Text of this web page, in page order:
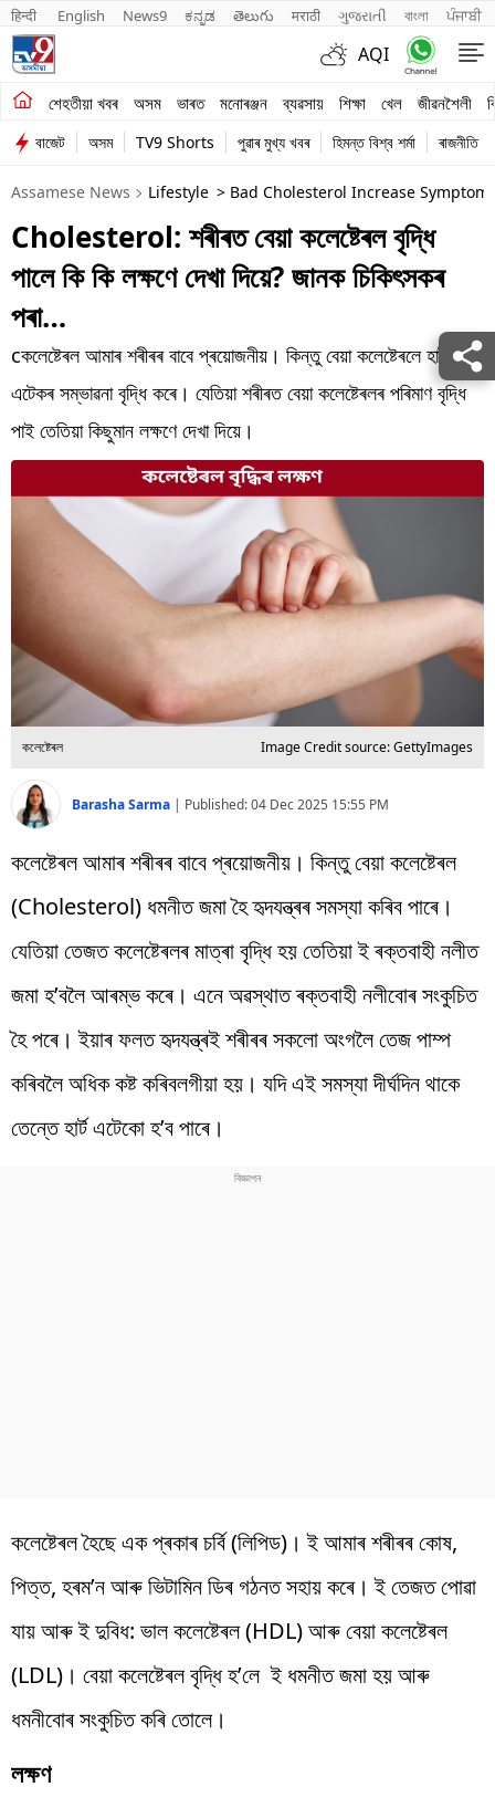
हिन्दी English News9 ಕನ್ನಡ తెలుగు मराठी ગુજરાતી বাংলা ਪੰਜਾਬੀ
AQI
শেহতীয়া খবৰ অসম ভাৰত মনোৰঞ্জন ব্যৱসায় শিক্ষা খেল জীৱনশৈলী
শেহতীয়া খবৰ
অসম
ভাৰত
মনোৰঞ্জন
শিক্ষা
খেল
বিশ্ব
বাজেট অসম TV9 Shorts পুৱাৰ মুখ্য খবৰ হিমন্ত বিশ্ব শৰ্মা ৰাজনীতি
Assamese News Lifestyle > Bad Cholesterol Increase
Cholesterol: শৰীৰত বেয়া কলেষ্টেৰল বৃদ্ধি
পালে কি কি লক্ষণে দেখা দিয়ে? জানক চিকিৎসকৰ
পৰা…
cকলেষ্টেৰল আমাৰ শৰীৰৰ বাবে প্ৰয়োজনীয়। কিন্তু বেয়া কলেষ্টেৰলে হাৰ্ট
এটেকৰ সম্ভাৱনা বৃদ্ধি কৰে। যেতিয়া শৰীৰত বেয়া কলেষ্টেৰলৰ পৰিমাণ বৃদ্ধি
পাই তেতিয়া কিছুমান লক্ষণে দেখা দিয়ে।
কলেষ্টেৰল Image Credit source: GettyImages
Barasha Sarma | Published:04 Dec 2025 15:55 PM
কলেষ্টেৰল আমাৰ শৰীৰৰ বাবে প্ৰয়োজনীয়। কিন্তু বেয়া কলেষ্টেৰল
(Cholesterol) ধমনীত জমা হৈ হৃদযন্ত্ৰৰ সমস্যা কৰিব পাৰে।
যেতিয়া তেজত কলেষ্টেৰলৰ মাত্ৰা বৃদ্ধি হয় তেতিয়া ই ৰক্তবাহী নলীত
জমা হ’বলৈ আৰম্ভ কৰে। এনে অৱস্থাত ৰক্তবাহী নলীবোৰ সংকুচিত
হৈ পৰে। ইয়াৰ ফলত হৃদযন্ত্ৰই শৰীৰৰ সকলো অংগলৈ তেজ পাম্প
কৰিবলৈ অধিক কষ্ট কৰিবলগীয়া হয়। যদি এই সমস্যা দীৰ্ঘদিন থাকে
তেন্তে হাৰ্ট এটেকো হ’ব পাৰে।
কলেষ্টেৰল হৈছে এক প্ৰকাৰ চৰ্বি (লিপিড)। ই আমাৰ শৰীৰৰ কোষ,
পিত্ত, হৰম’ন আৰু ভিটামিন ডিৰ গঠনত সহায় কৰে। ই তেজত পোৱা
যায় আৰু ই দুবিধ: ভাল কলেষ্টেৰল (HDL) আৰু বেয়া কলেষ্টেৰল
(LDL)। বেয়া কলেষ্টেৰল বৃদ্ধি হ’লে ই ধমনীত জমা হয় আৰু
ধমনীবোৰ সংকুচিত কৰি তোলে।
লক্ষণ